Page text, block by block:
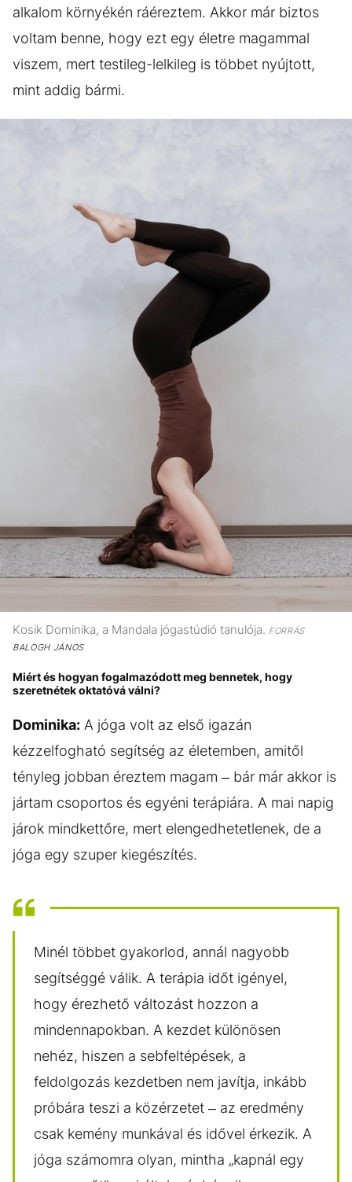
alkalom környékén ráéreztem. Akkor már biztos
voltam benne, hogy ezt egy életre magammal
viszem, mert testileg-lelkileg is többet nyújtott,
mint addig bármi.
Kosik Dominika, a Mandala jógastúdió tanulója. FORRÁS
BALOGH JÁNOS
Miért és hogyan fogalmazódott meg bennetek, hogy
szeretnétek oktatóvá válni?
Dominika: A jóga volt az első igazán
kézzelfogható segítség az életemben, amitől
tényleg jobban éreztem magam – bár már akkor is
jártam csoportos és egyéni terápiára. A mai napig
járok mindkettőre, mert elengedhetetlenek, de a
jóga egy szuper kiegészítés.
Minél többet gyakorlod, annál nagyobb
segítséggé válik. A terápia időt igényel,
hogy érezhető változást hozzon a
mindennapokban. A kezdet különösen
nehéz, hiszen a sebfeltépések, a
feldolgozás kezdetben nem javítja, inkább
próbára teszi a közérzetet – az eredmény
csak kemény munkával és idővel érkezik. A
jóga számomra olyan, mintha „kapnál egy